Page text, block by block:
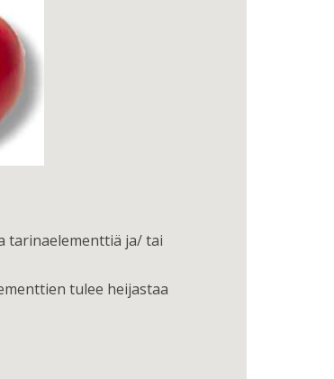
tarinaelementtiä ja/ tai
tulee heijastaa